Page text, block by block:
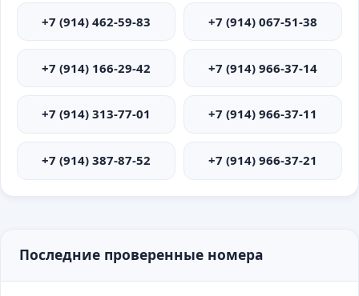
+7 (914) 462-59-83 +7 (914) 067-51-38
+7 (914) 166-29-42 +7 (914) 966-37-14
+7 (914) 313-77-01 +7 (914) 966-37-11
+7 (914) 387-87-52 +7 (914) 966-37-21
Последние проверенные номера